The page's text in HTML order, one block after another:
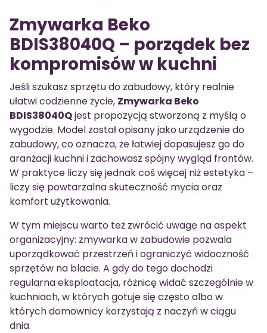
Zmywarka Beko
BDIS38040Q – porządek bez
kompromisów w kuchni
Jeśli szukasz sprzętu do zabudowy, który realnie
ułatwi codzienne życie, Zmywarka Beko
BDIS38040Qjest propozycją stworzoną z myślą o
wygodzie. Model został opisany jako urządzenie do
zabudowy, co oznacza, że łatwiej dopasujesz go do
aranżacji kuchni i zachowasz spójny wygląd frontów.
W praktyce liczy się jednak coś więcej niż estetyka –
liczy się powtarzalna skuteczność mycia oraz
komfort użytkowania.
W tym miejscu warto też zwrócić uwagę na aspekt
organizacyjny: zmywarka w zabudowie pozwala
uporządkować przestrzeń i ograniczyć widoczność
sprzętów na blacie. A gdy do tego dochodzi
regularna eksploatacja, różnicę widać szczególnie w
kuchniach, w których gotuje się często albo w
których domownicy korzystają z naczyń w ciągu
dnia.